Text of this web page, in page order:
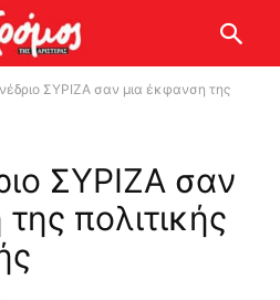
ΣΥΡΙΖΑ σαν μια έκφανση της
ΣΥΡΙΖΑ σαν
πολιτικής